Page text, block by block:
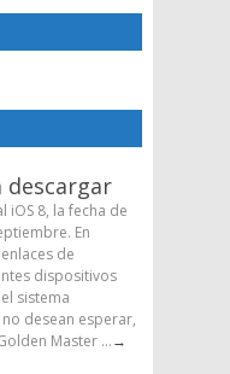
descargar
iOS 8, la fecha de
En
de
dispositivos
sistema
desean esperar,
Master ...→